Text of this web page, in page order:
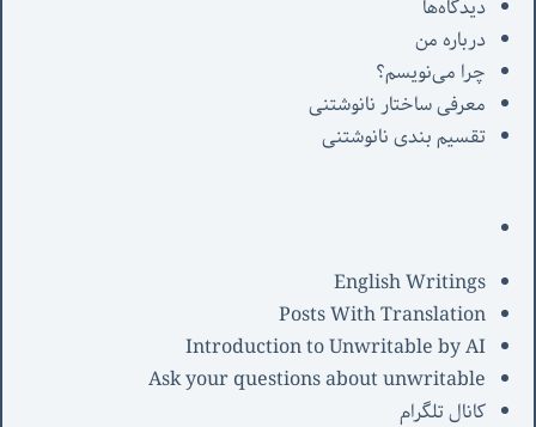
دیدگاه‌ها
درباره من
چرا می‌نویسم؟
معرفی‌ ساختار نانوشتنی
تقسیم بندی نانوشتنی
English Writings
Posts With Translation
Introduction to Unwritable by AI
Ask your questions about unwritable
کانال تلگرام